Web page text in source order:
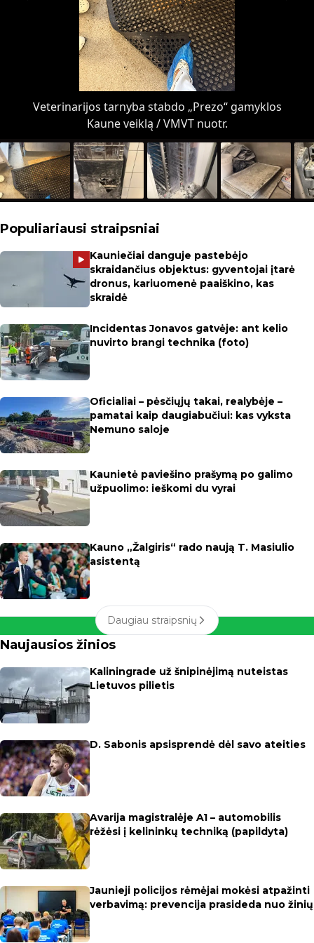
Veterinarijos tarnyba stabdo „Prezo“ gamyklos
Kaune veiklą / VMVT nuotr.
Populiariausi straipsniai
Kauniečiai danguje pastebėjo
skraidančius objektus: gyventojai įtarė
dronus, kariuomenė paaiškino, kas
skraidė
Incidentas Jonavos gatvėje: ant kelio
nuvirto brangi technika (foto)
Oficialiai – pėsčiųjų takai, realybėje –
pamatai kaip daugiabučiui: kas vyksta
Nemuno saloje
Kaunietė paviešino prašymą po galimo
užpuolimo: ieškomi du vyrai
Kauno „Žalgiris“ rado naują T. Masiulio
asistentą
Daugiau straipsnių
Naujausios žinios
Kaliningrade už šnipinėjimą nuteistas
Lietuvos pilietis
D. Sabonis apsisprendė dėl savo ateities
Avarija magistralėje A1 – automobilis
rėžėsi į kelininkų techniką (papildyta)
Jaunieji policijos rėmėjai mokėsi atpažinti
verbavimą: prevencija prasideda nuo žinių